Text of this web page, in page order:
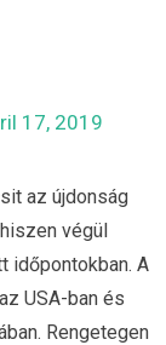
17, 2019
az újdonság
végül
időpontokban. A
USA-ban és
Rengetegen